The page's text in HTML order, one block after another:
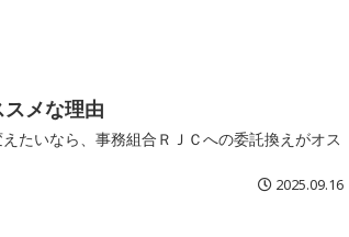
メな理由
たいなら、事務組合ＲＪＣへの委託換えがオス
2025.09.16